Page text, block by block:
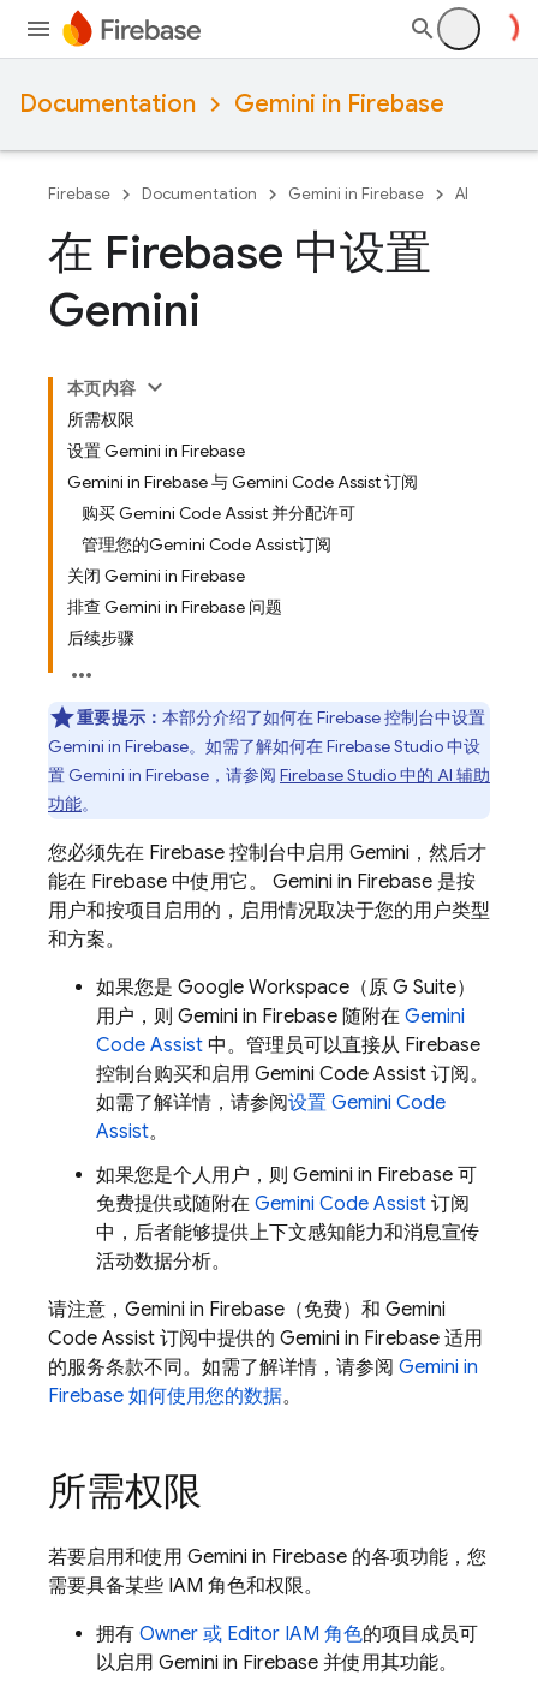
Documentation Gemini in Firebase
Firebase Documentation Gemini in Firebase AI
在 Firebase 中设置
Gemini
本页内容
所需权限
设置 Gemini in Firebase
Gemini in Firebase 与 Gemini Code Assist 订阅
购买 Gemini Code Assist 并分配许可
管理您的Gemini Code Assist订阅
关闭 Gemini in Firebase
排查 Gemini in Firebase 问题
后续步骤
重要提示：本部分介绍了如何在Firebase控制台中设置
Gemini in Firebase。如需了解如何在Firebase Studio中设
置 Gemini in Firebase ，请参阅 Firebase Studio中的 AI 辅助
功能。
您必须先在 Firebase 控制台中启用 Gemini，然后才
能在 Firebase 中使用它。 Gemini in Firebase 是按
用户和按项目启用的，启用情况取决于您的用户类型
和方案。
如果您是 Google Workspace（原 G Suite）
用户，则 Gemini in Firebase 随附在 Gemini
Code Assist 中。管理员可以直接从 Firebase
控制台购买和启用 Gemini Code Assist 订阅。
如需了解详情，请参阅设置 Gemini Code
Assist。
如果您是个人用户，则 Gemini in Firebase 可
免费提供或随附在 Gemini Code Assist 订阅
中，后者能够提供上下文感知能力和消息宣传
活动数据分析。
请注意，Gemini in Firebase （免费）和 Gemini
Code Assist 订阅中提供的 Gemini in Firebase 适用
的服务条款不同。如需了解详情，请参阅 Gemini in
Firebase 如何使用您的数据。
所需权限
若要启用和使用 Gemini in Firebase 的各项功能，您
需要具备某些 IAM 角色和权限。
拥有 Owner 或 Editor IAM 角色的项目成员可
以启用 Gemini in Firebase 并使用其功能。